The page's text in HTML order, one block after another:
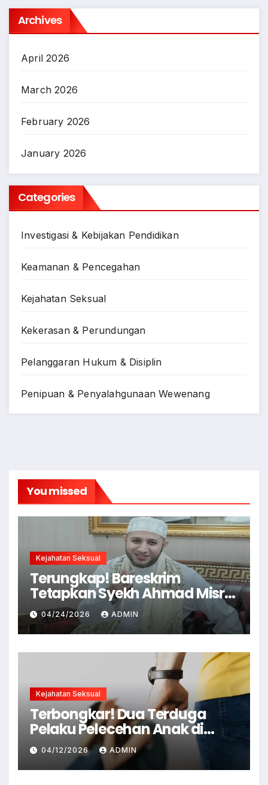
Archives
April 2026
March 2026
February 2026
January 2026
Categories
Investigasi & Kebijakan Pendidikan
Keamanan & Pencegahan
Kejahatan Seksual
Kekerasan & Perundungan
Pelanggaran Hukum & Disiplin
Penipuan & Penyalahgunaan Wewenang
You missed
Kejahatan Seksual
Terungkap! Bareskrim
Tetapkan Syekh Ahmad Misry
Tersangka, Kasus Dugaan
Pelecehan Seksual
04/24/2026 ADMIN
Kejahatan Seksual
Terbongkar! Dua Terduga
Pelaku Pelecehan Anak di
Cianjur Ditangkap Polisi
04/12/2026 ADMIN